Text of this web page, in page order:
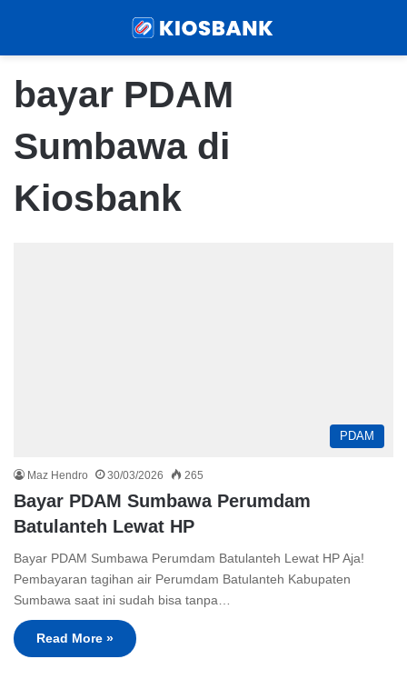
bayar PDAM
Sumbawa di
Kiosbank
PDAM
Maz Hendro 30/03/2026 265
Bayar PDAM Sumbawa Perumdam
Batulanteh Lewat HP
Bayar PDAM Sumbawa Perumdam Batulanteh Lewat HP Aja!
Pembayaran tagihan air Perumdam Batulanteh Kabupaten
Sumbawa saat ini sudah bisa tanpa…
Read More »